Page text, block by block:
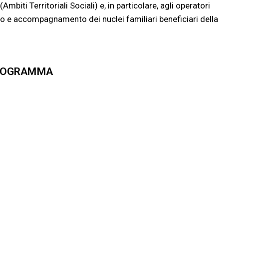
Territoriali Sociali) e, in particolare, agli operatori
e accompagnamento dei nuclei familiari beneficiari della